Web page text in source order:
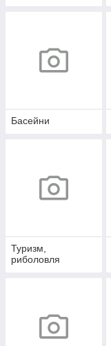
Басейни
Туризм,
риболовля